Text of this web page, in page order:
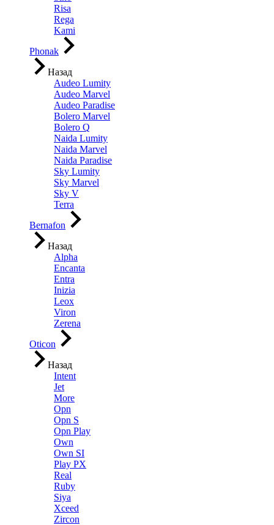
Risa
Rega
Kami
Phonak
Назад
Audeo Lumity
Audeo Marvel
Audeo Paradise
Bolero Marvel
Bolero Q
Naida Lumity
Naida Marvel
Naida Paradise
Sky Lumity
Sky Marvel
Sky V
Terra
Bernafon
Назад
Alpha
Encanta
Entra
Inizia
Leox
Viron
Zerena
Oticon
Назад
Intent
Jet
More
Opn
Opn S
Opn Play
Own
Own SI
Play PX
Real
Ruby
Siya
Xceed
Zircon